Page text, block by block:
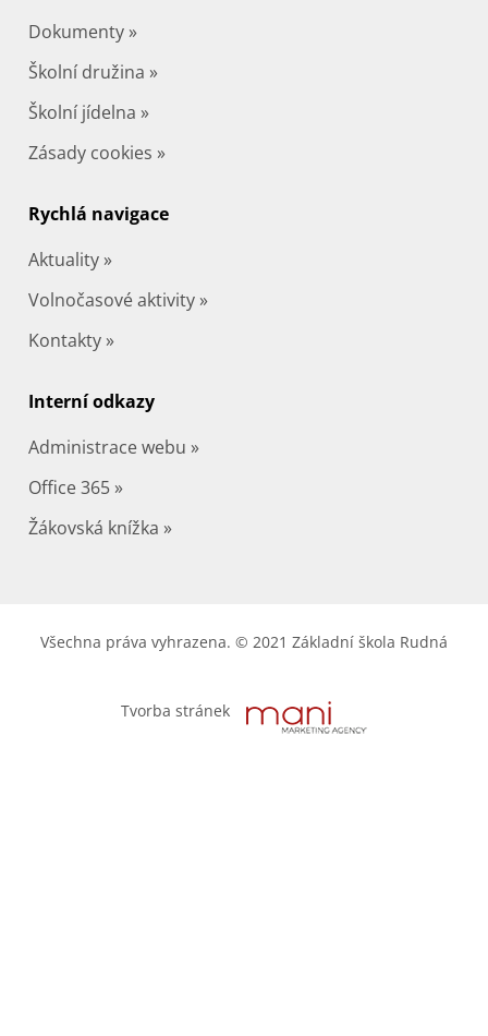
Dokumenty »
Školní družina »
Školní jídelna »
Zásady cookies »
Rychlá navigace
Aktuality »
Volnočasové aktivity »
Kontakty »
Interní odkazy
Administrace webu »
Office 365 »
Žákovská knížka »
Tvorba stránek
Všechna práva vyhrazena. © 2021 Základní škola Rudná